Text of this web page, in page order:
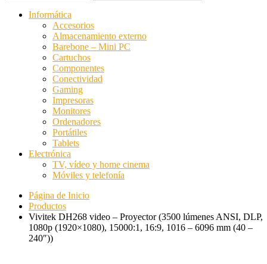
Informática
Accesorios
Almacenamiento externo
Barebone – Mini PC
Cartuchos
Componentes
Conectividad
Gaming
Impresoras
Monitores
Ordenadores
Portátiles
Tablets
Electrónica
TV, vídeo y home cinema
Móviles y telefonía
Página de Inicio
Productos
Vivitek DH268 video – Proyector (3500 lúmenes ANSI, DLP,
1080p (1920×1080), 15000:1, 16:9, 1016 – 6096 mm (40 –
240″))